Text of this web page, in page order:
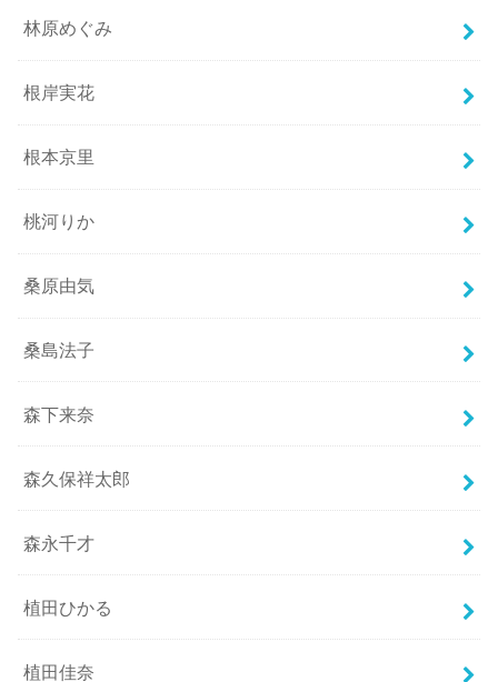
林原めぐみ
根岸実花
根本京里
桃河りか
桑原由気
桑島法子
森下来奈
森久保祥太郎
森永千才
植田ひかる
植田佳奈